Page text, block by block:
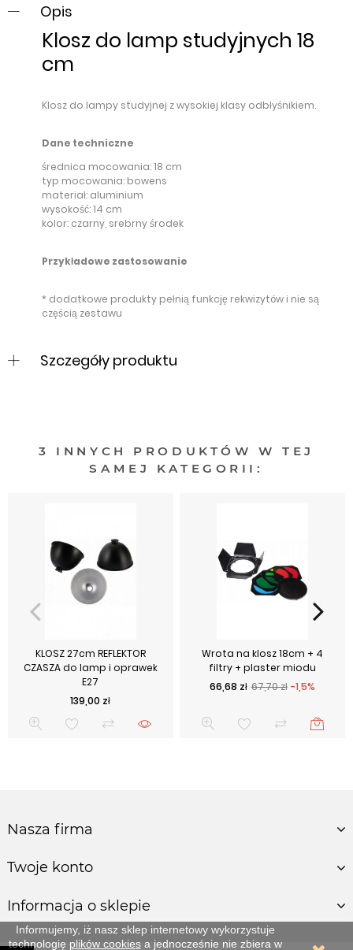
Informujemy, iż nasz sklep internetowy wykorzystuje
technologię plików cookiesa jednocześnie nie zbiera w
Opis
Klosz do lamp studyjnych 18
cm
Klosz do lampy studyjnej z wysokiej klasy odbłyśnikiem.
Dane techniczne
średnica mocowania: 18 cm
typ mocowania: bowens
materiał: aluminium
wysokość: 14 cm
kolor: czarny, srebrny środek
Przykładowe zastosowanie
* dodatkowe produkty pełnią funkcję rekwizytów i nie są
częścią zestawu
Szczegóły produktu
3 INNYCH PRODUKTÓW W TEJ
SAMEJ KATEGORII:
KLOSZ 27cm REFLEKTOR
CZASZA do lamp i oprawek
E27
Cena
139,00 zł
Wrota na klosz 18cm + 4
filtry + plaster miodu
Cena podstawowa
67,70 zł -1,5%
Cena
66,68 zł
Nasza firma
Twoje konto
Informacja o sklepie